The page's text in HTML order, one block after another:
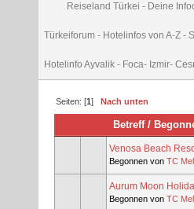
Reiseland Türkei - Deine
Türkeiforum - Hotelinfos von A-Z -
Hotelinfo Ayvalik - Foca- Izmir-
Seiten: [1]Nach unten
Betreff/
Venosa Beach
Begonnen von TC
Aurum Moon
Begonnen von TC